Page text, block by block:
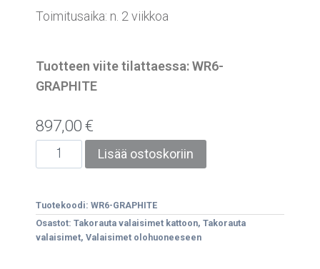
Toimitusaika: n. 2 viikkoa
Tuotteen viite tilattaessa: WR6-
GRAPHITE
897,00€
Lisää ostoskoriin
Tuotekoodi: WR6-GRAPHITE
Osastot: Takorauta valaisimet kattoon, Takorauta
valaisimet, Valaisimet olohuoneeseen